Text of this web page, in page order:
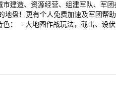
建造、资源经营、组建军队、军团
地盘！更有个人免费加速及军团帮
： - 大地图作战玩法，截击、设伏
丰富，单挑、团战、战争掮客，角